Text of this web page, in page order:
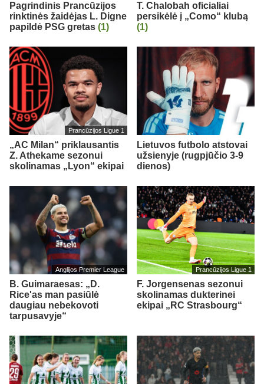
Pagrindinis Prancūzijos
rinktinės žaidėjas L. Digne
papildė PSG gretas (1)
T. Chalobah oficialiai
persikėlė į „Como“ klubą
(1)
Prancūzijos Ligue 1
„AC Milan“ priklausantis
Z. Athekame sezonui
skolinamas „Lyon“ ekipai
Lietuvos futbolo atstovai
užsienyje (rugpjūčio 3-9
dienos)
Anglijos Premier League
B. Guimaraesas: „D.
Rice'as man pasiūlė
daugiau nebekovoti
tarpusavyje“
Prancūzijos Ligue 1
F. Jorgensenas sezonui
skolinamas dukterinei
ekipai „RC Strasbourg“